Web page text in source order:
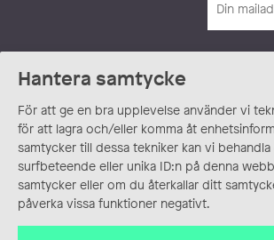
Hantera samtycke
För att ge en bra upplevelse använder vi
för att lagra och/eller komma åt
samtycker till dessa tekniker kan vi
surfbeteende eller unika ID:n på denna
samtycker eller om du återkallar ditt
påverka vissa funktioner negativt.